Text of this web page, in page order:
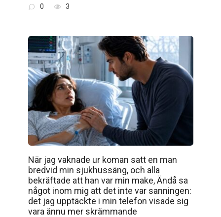
0 3
När jag vaknade ur koman satt en man
bredvid min sjukhussäng, och alla
bekräftade att han var min make, Ändå sa
något inom mig att det inte var sanningen:
det jag upptäckte i min telefon visade sig
vara ännu mer skrämmande